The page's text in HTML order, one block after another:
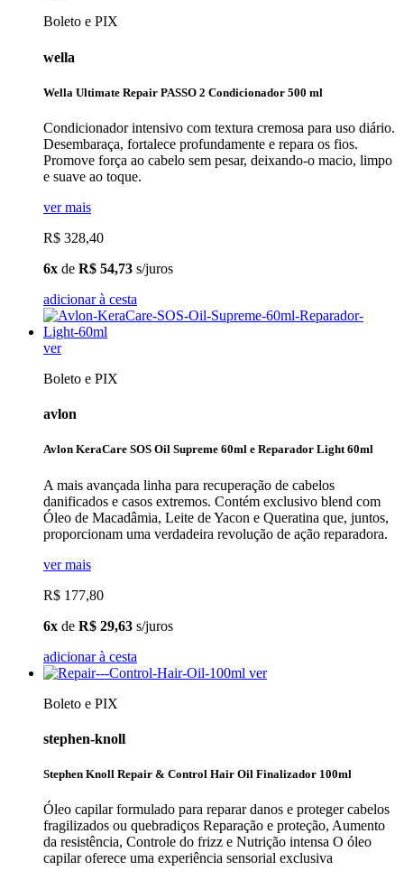
Boleto e PIX
wella
Wella Ultimate Repair PASSO 2 Condicionador 500 ml
Condicionador intensivo com textura cremosa para uso diário.
Desembaraça, fortalece profundamente e repara os fios.
Promove força ao cabelo sem pesar, deixando-o macio, limpo
e suave ao toque.
ver mais
R$ 328,40
6x de R$ 54,73 s/juros
adicionar à cesta
ver
Boleto e PIX
avlon
Avlon KeraCare SOS Oil Supreme 60ml e Reparador Light 60ml
A mais avançada linha para recuperação de cabelos
danificados e casos extremos. Contém exclusivo blend com
Óleo de Macadâmia, Leite de Yacon e Queratina que, juntos,
proporcionam uma verdadeira revolução de ação reparadora.
ver mais
R$ 177,80
6x de R$ 29,63 s/juros
adicionar à cesta
ver
Boleto e PIX
stephen-knoll
Stephen Knoll Repair & Control Hair Oil Finalizador 100ml
Óleo capilar formulado para reparar danos e proteger cabelos
fragilizados ou quebradiços Reparação e proteção, Aumento
da resistência, Controle do frizz e Nutrição intensa O óleo
capilar oferece uma experiência sensorial exclusiva